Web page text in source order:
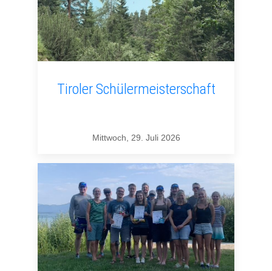
Tiroler Schülermeisterschaft
Mittwoch, 29. Juli 2026